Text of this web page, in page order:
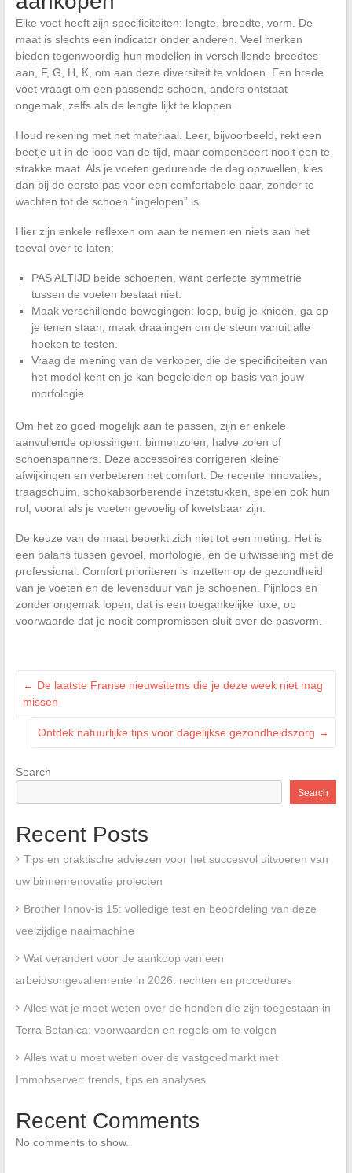
Elke voet heeft zijn specificiteiten: lengte, breedte, vorm. De
maat is slechts een indicator onder anderen. Veel merken
bieden tegenwoordig hun modellen in verschillende breedtes
aan, F, G, H, K, om aan deze diversiteit te voldoen. Een brede
voet vraagt om een passende schoen, anders ontstaat
ongemak, zelfs als de lengte lijkt te kloppen.
Houd rekening met het materiaal. Leer, bijvoorbeeld, rekt een
beetje uit in de loop van de tijd, maar compenseert nooit een te
strakke maat. Als je voeten gedurende de dag opzwellen, kies
dan bij de eerste pas voor een comfortabele paar, zonder te
wachten tot de schoen “ingelopen” is.
Hier zijn enkele reflexen om aan te nemen en niets aan het
toeval over te laten:
PAS ALTIJD beide schoenen, want perfecte symmetrie
tussen de voeten bestaat niet.
Maak verschillende bewegingen: loop, buig je knieën, ga op
je tenen staan, maak draaiingen om de steun vanuit alle
hoeken te testen.
Vraag de mening van de verkoper, die de specificiteiten van
het model kent en je kan begeleiden op basis van jouw
morfologie.
Om het zo goed mogelijk aan te passen, zijn er enkele
aanvullende oplossingen: binnenzolen, halve zolen of
schoenspanners. Deze accessoires corrigeren kleine
afwijkingen en verbeteren het comfort. De recente innovaties,
traagschuim, schokabsorberende inzetstukken, spelen ook hun
rol, vooral als je voeten gevoelig of kwetsbaar zijn.
De keuze van de maat beperkt zich niet tot een meting. Het is
een balans tussen gevoel, morfologie, en de uitwisseling met de
professional. Comfort prioriteren is inzetten op de gezondheid
van je voeten en de levensduur van je schoenen. Pijnloos en
zonder ongemak lopen, dat is een toegankelijke luxe, op
voorwaarde dat je nooit compromissen sluit over de pasvorm.
← De laatste Franse nieuwsitems die je deze week niet mag
missen
Ontdek natuurlijke tips voor dagelijkse gezondheidszorg →
Search
Search
Recent Posts
Tips en praktische adviezen voor het succesvol uitvoeren van
uw binnenrenovatie projecten
Brother Innov-is 15: volledige test en beoordeling van deze
veelzijdige naaimachine
Wat verandert voor de aankoop van een
arbeidsongevallenrente in 2026: rechten en procedures
Alles wat je moet weten over de honden die zijn toegestaan in
Terra Botanica: voorwaarden en regels om te volgen
Alles wat u moet weten over de vastgoedmarkt met
Immobserver: trends, tips en analyses
Recent Comments
No comments to show.